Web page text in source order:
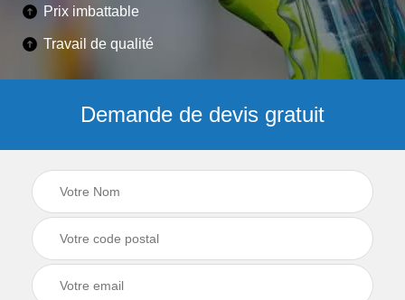
Prix imbattable
Travail de qualité
Demande de devis gratuit